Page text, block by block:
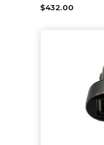
$432.00